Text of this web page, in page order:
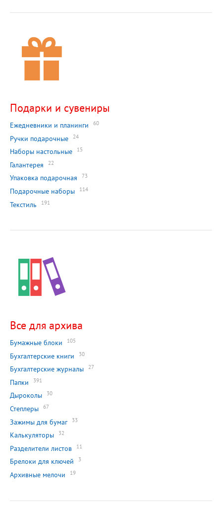
Подарки и сувениры
Ежедневники и планинги 60
Ручки подарочные 24
Наборы настольные 15
Галантерея 22
Упаковка подарочная 73
Подарочные наборы 114
Текстиль 191
Все для архива
Бумажные блоки 105
Бухгалтерские книги 30
Бухгалтерские журналы 27
Папки 391
Дыроколы 30
Степлеры 67
Зажимы для бумаг 33
Калькуляторы 32
Разделители листов 11
Брелоки для ключей 3
Архивные мелочи 19